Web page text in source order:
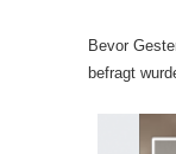
Bevor
befragt